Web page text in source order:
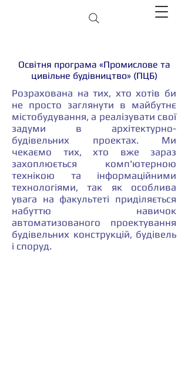
Освітня програма «Промислове та
цивільне будівництво» (ПЦБ)
Розрахована на тих, хто хотів би
не просто заглянути в майбутнє
містобудування, а реалізувати свої
задуми в архітектурно-
будівельних проектах. Ми
чекаємо тих, хто вже зараз
захоплюється комп'ютерною
технікою та інформаційними
технологіями, так як особлива
увага на факультеті приділяється
набуттю навичок
автоматизованого проектування
будівельних конструкцій, будівель
і споруд.